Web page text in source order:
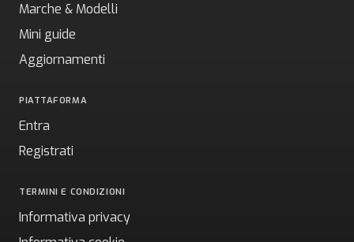
Marche & Modelli
Mini guide
Aggiornamenti
PIATTAFORMA
Entra
Registrati
TERMINI E CONDIZIONI
Informativa privacy